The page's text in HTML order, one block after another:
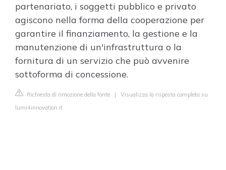
partenariato, i soggetti pubblico e privato
agiscono nella forma della cooperazione per
garantire il finanziamento, la gestione e la
manutenzione di un'infrastruttura o la
fornitura di un servizio che può avvenire
sottoforma di concessione.
Richiesta di rimozione della fonte | Visualizza la risposta completa su
lumi4innovation.it